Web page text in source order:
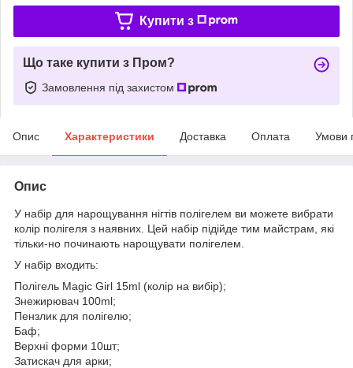
Купити з
Що таке купити з Пром?
Замовлення під захистом
Опис Характеристики Доставка Оплата Умови
Опис
У набір для нарощування нігтів полігелем ви можете вибрати
колір полігеля з наявних. Цей набір підійде тим майстрам, які
тільки-но починають нарощувати полігелем.
У набір входить:
Полігель Magic Girl 15ml (колір на вибір);
Знежирювач 100ml;
Пензлик для полігелю;
Баф;
Верхні форми 10шт;
Затискач для арки;